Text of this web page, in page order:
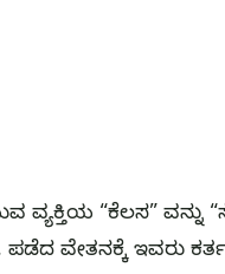
ವ್ಯಕ್ತಿಯ “ಕೆಲಸ” ವನ್ನು
ಪಡೆದ ವೇತನಕ್ಕೆ ಇವರು